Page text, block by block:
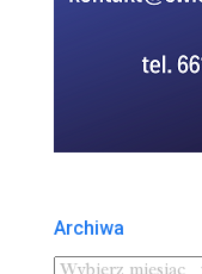
Archiwa